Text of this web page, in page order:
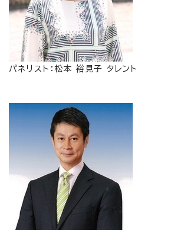
パネリスト：松本 裕見子 タレント